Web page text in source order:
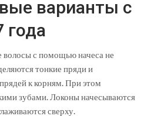
варианты с
года
волосы с помощью начеса не
тонкие пряди и
к корням. При этом
зубами. Локоны начесываются
сверху.